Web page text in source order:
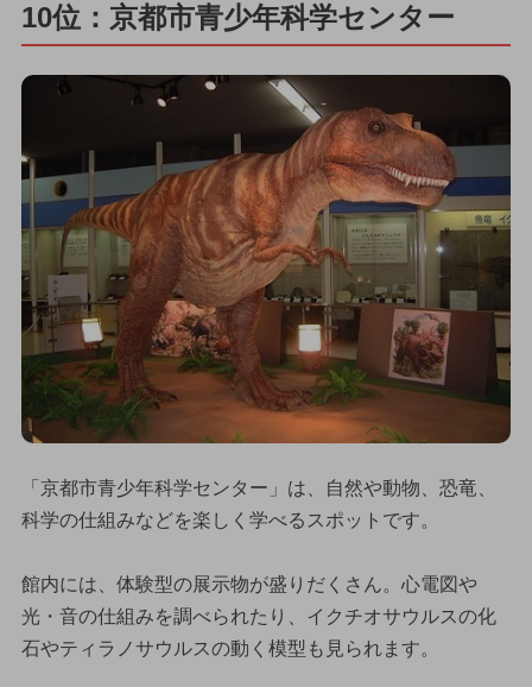
10位：京都市青少年科学センター
「京都市青少年科学センター」は、自然や動物、恐竜、
科学の仕組みなどを楽しく学べるスポットです。
館内には、体験型の展示物が盛りだくさん。心電図や
光・音の仕組みを調べられたり、イクチオサウルスの化
石やティラノサウルスの動く模型も見られます。